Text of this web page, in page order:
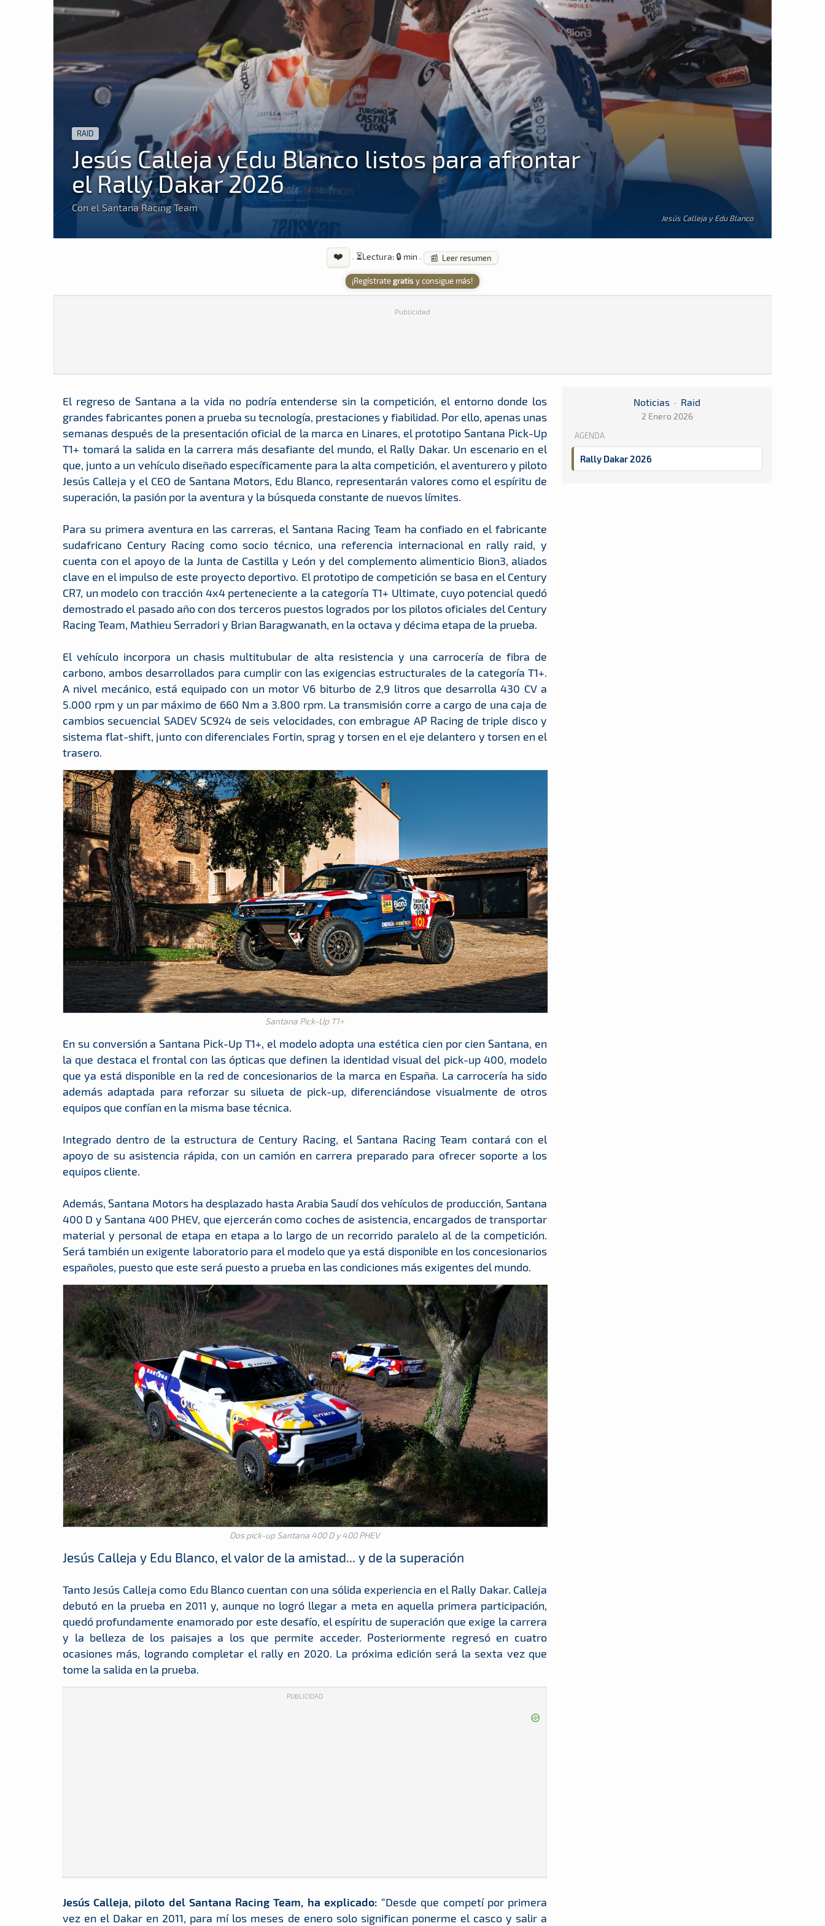
RAID
Jesús Calleja y Edu Blanco listos para afrontar
el Rally Dakar 2026
Con el Santana Racing Team
Jesús Calleja y Edu Blanco
❤️ · ⏳Lectura: 🔒 min · 📰 Leer resumen
¡Regístrategratis y consigue más!
Publicidad
Noticias · Raid
2 Enero 2026
AGENDA
Rally Dakar 2026
El regreso de Santana a la vida no podría entenderse sin la competición, el entorno donde los
grandes fabricantes ponen a prueba su tecnología, prestaciones y fiabilidad. Por ello, apenas unas
semanas después de la presentación oficial de la marca en Linares, el prototipo Santana Pick-Up
T1+ tomará la salida en la carrera más desafiante del mundo, el Rally Dakar. Un escenario en el
que, junto a un vehículo diseñado específicamente para la alta competición, el aventurero y piloto
Jesús Calleja y el CEO de Santana Motors, Edu Blanco, representarán valores como el espíritu de
superación, la pasión por la aventura y la búsqueda constante de nuevos límites.
Para su primera aventura en las carreras, el Santana Racing Team ha confiado en el fabricante
sudafricano Century Racing como socio técnico, una referencia internacional en rally raid, y
cuenta con el apoyo de la Junta de Castilla y León y del complemento alimenticio Bion3, aliados
clave en el impulso de este proyecto deportivo. El prototipo de competición se basa en el Century
CR7, un modelo con tracción 4x4 perteneciente a la categoría T1+ Ultimate, cuyo potencial quedó
demostrado el pasado año con dos terceros puestos logrados por los pilotos oficiales del Century
Racing Team, Mathieu Serradori y Brian Baragwanath, en la octava y décima etapa de la prueba.
El vehículo incorpora un chasis multitubular de alta resistencia y una carrocería de fibra de
carbono, ambos desarrollados para cumplir con las exigencias estructurales de la categoría T1+.
A nivel mecánico, está equipado con un motor V6 biturbo de 2,9 litros que desarrolla 430 CV a
5.000 rpm y un par máximo de 660 Nm a 3.800 rpm. La transmisión corre a cargo de una caja de
cambios secuencial SADEV SC924 de seis velocidades, con embrague AP Racing de triple disco y
sistema flat-shift, junto con diferenciales Fortin, sprag y torsen en el eje delantero y torsen en el
trasero.
Santana Pick-Up T1+
En su conversión a Santana Pick-Up T1+, el modelo adopta una estética cien por cien Santana, en
la que destaca el frontal con las ópticas que definen la identidad visual del pick-up 400, modelo
que ya está disponible en la red de concesionarios de la marca en España. La carrocería ha sido
además adaptada para reforzar su silueta de pick-up, diferenciándose visualmente de otros
equipos que confían en la misma base técnica.
Integrado dentro de la estructura de Century Racing, el Santana Racing Team contará con el
apoyo de su asistencia rápida, con un camión en carrera preparado para ofrecer soporte a los
equipos cliente.
Además, Santana Motors ha desplazado hasta Arabia Saudí dos vehículos de producción, Santana
400 D y Santana 400 PHEV, que ejercerán como coches de asistencia, encargados de transportar
material y personal de etapa en etapa a lo largo de un recorrido paralelo al de la competición.
Será también un exigente laboratorio para el modelo que ya está disponible en los concesionarios
españoles, puesto que este será puesto a prueba en las condiciones más exigentes del mundo.
Dos pick-up Santana 400 D y 400 PHEV
Jesús Calleja y Edu Blanco, el valor de la amistad... y de la superación
Tanto Jesús Calleja como Edu Blanco cuentan con una sólida experiencia en el Rally Dakar. Calleja
debutó en la prueba en 2011 y, aunque no logró llegar a meta en aquella primera participación,
quedó profundamente enamorado por este desafío, el espíritu de superación que exige la carrera
y la belleza de los paisajes a los que permite acceder. Posteriormente regresó en cuatro
ocasiones más, logrando completar el rally en 2020. La próxima edición será la sexta vez que
tome la salida en la prueba.
PUBLICIDAD
Jesús Calleja, piloto del Santana Racing Team, ha explicado: “Desde que competí por primera
vez en el Dakar en 2011, para mí los meses de enero solo significan ponerme el casco y salir a